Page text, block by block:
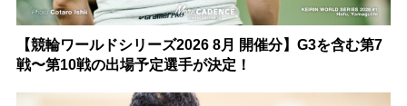
【競輪ワールドシリーズ2026 8月 開催分】G3を含む第7
戦〜第10戦の出場予定選手が決定！